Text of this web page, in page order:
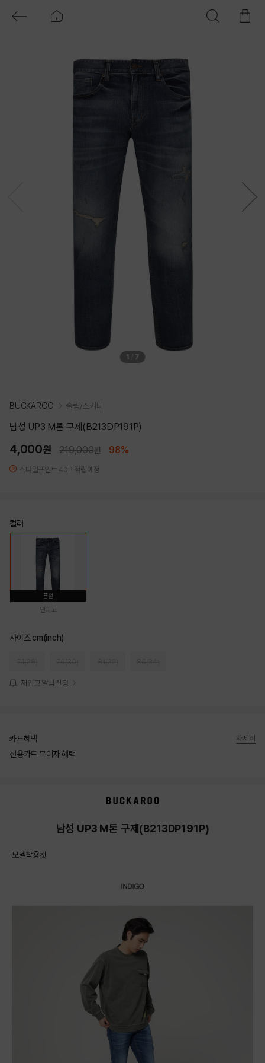
1 7
BUCKAROO 슬림/스키니
남성 UP3 M톤 구제(B213DP191P)
4,000원 219,000원 98%
스타일포인트 40P 적립예정
컬러
품절
인디고
사이즈 cm(inch)
재입고 알림 신청
카드혜택
신용카드 무이자 혜택
자세히
남성 UP3 M톤 구제(B213DP191P)
모델착용컷